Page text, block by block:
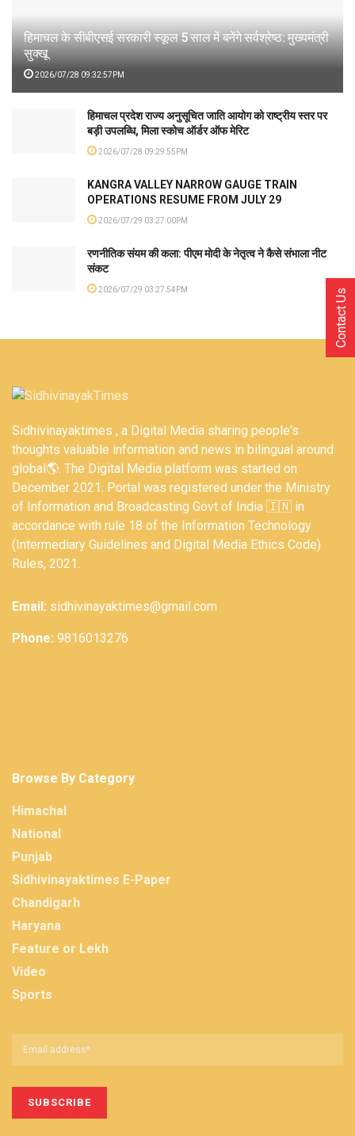
हिमाचल के सीबीएसई सरकारी स्कूल 5 साल में बनेंगे सर्वश्रेष्ठ: मुख्यमंत्री
सुक्खू
2026/07/28 09:32:57PM
हिमाचल प्रदेश राज्य अनुसूचित जाति आयोग को राष्ट्रीय स्तर पर
बड़ी उपलब्धि, मिला स्कोच ऑर्डर ऑफ मेरिट
2026/07/28 09:29:55PM
KANGRA VALLEY NARROW GAUGE TRAIN
OPERATIONS RESUME FROM JULY 29
2026/07/29 03:27:00PM
रणनीतिक संयम की कला: पीएम मोदी के नेतृत्व ने कैसे संभाला नीट
संकट
2026/07/29 03:27:54PM
Sidhivinayaktimes , a Digital Media sharing people's
thoughts valuable information and news in bilingual around
global🌎. The Digital Media platform was started on
December 2021. Portal was registered under the Ministry
of Information and Broadcasting Govt of India 🇮🇳 in
accordance with rule 18 of the Information Technology
(Intermediary Guidelines and Digital Media Ethics Code)
Rules, 2021.
Email: sidhivinayaktimes@gmail.com
Phone: 9816013276
Browse By Category
Himachal
National
Punjab
Sidhivinayaktimes E-Paper
Chandigarh
Haryana
Feature or Lekh
Video
Sports
Contact Us